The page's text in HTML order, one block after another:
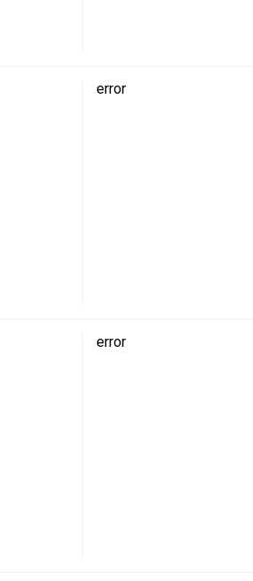
error
error